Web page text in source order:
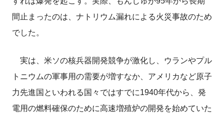
間止まったのは、ナトリウム漏れによる火災事故のため
でした。
実は、米ソの核兵器開発競争が激化し、ウランやプル
トニウムの軍事用の需要が増すなか、アメリカなど原子
力先進国といわれる国々ではすでに1940年代から、発
電用の燃料確保のために高速増殖炉の開発を始めていた